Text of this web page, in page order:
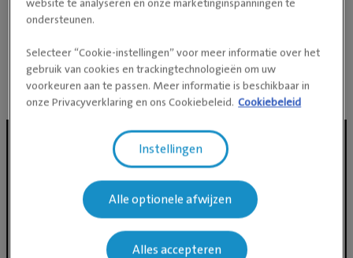
In mijn vrije tijd hou ik me ook bezig met dieren. Thuis
ik het leuk om dieren (in het wild) te fotograferen.
Social media
ondersteunen.
Selecteer “Cookie-instellingen” voor meer informatie over het
gebruik van cookies en trackingtechnologieën om uw
voorkeuren aan te passen. Meer informatie is beschikbaar in
onze Privacyverklaring en ons Cookiebeleid. Cookiebeleid
Instellingen
Alle optionele afwijzen
Alles accepteren